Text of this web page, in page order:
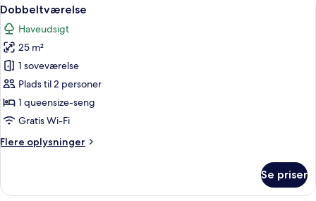
soveværelse
alle
billeder
af
Dobbeltværelse
2
Dobbeltværelse
Haveudsigt
25 m²
1 soveværelse
Plads til 2 personer
1 queensize-seng
Gratis Wi-Fi
Flere oplysninger
Flere
Se priser